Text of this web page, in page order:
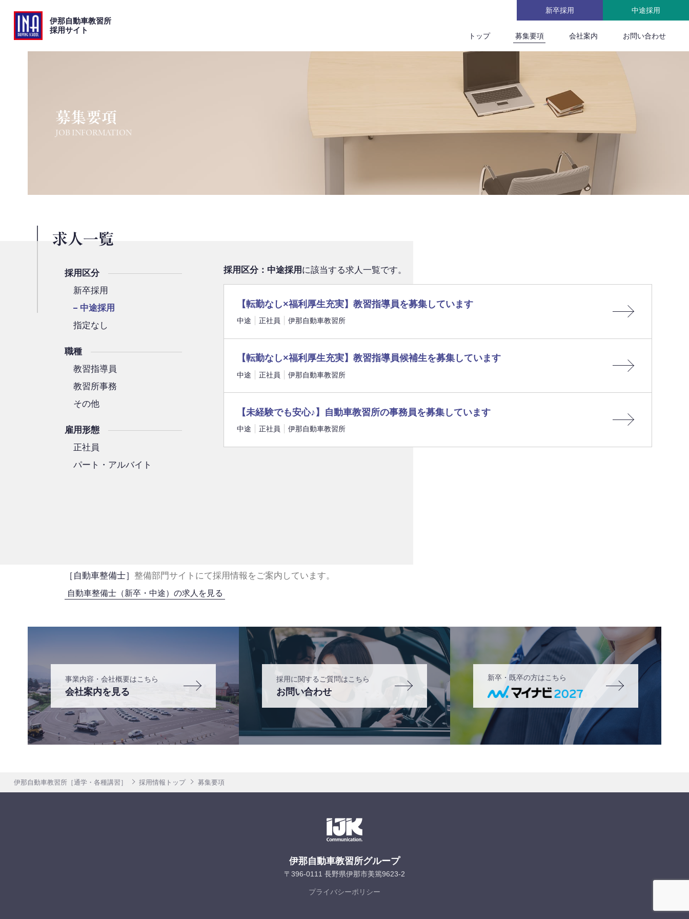
伊那自動車教習所
採用サイト
募集要項
JOB INFORMATION
求人一覧
採用区分
新卒採用
中途採用
指定なし
職種
教習指導員
教習所事務
その他
雇用形態
正社員
パート・アルバイト
採用区分：中途採用 に該当する求人一覧です。
【転勤なし×福利厚生充実】教習指導員を募集しています
中途 正社員 伊那自動車教習所
【転勤なし×福利厚生充実】教習指導員候補生を募集しています
中途 正社員 伊那自動車教習所
【未経験でも安心♪】自動車教習所の事務員を募集しています
中途 正社員 伊那自動車教習所
［自動車整備士］ 整備部門サイトにて採用情報をご案内しています。
自動車整備士（新卒・中途）の求人を見る
事業内容・会社概要はこちら
会社案内を見る
採用に関するご質問はこちら
お問い合わせ
新卒・既卒の方はこちら
新卒採用 中途採用
伊那自動車教習所［通学・各種講習］ 採用情報トップ 募集要項
伊那自動車教習所グループ
〒396-0111 長野県伊那市美篶9623-2
プライバシーポリシー
トップ 募集要項 会社案内 お問い合わせ